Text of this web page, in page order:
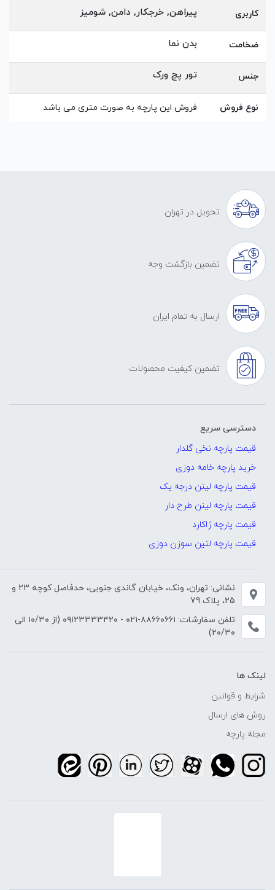
کاربری پیراهن, خرجکار, دامن, شومیز
ضخامت بدن نما
جنس تور پچ ورک
نوع فروش فروش این پارچه به صورت متری می باشد
تحویل در تهران
تضمین بازگشت وجه
ارسال به تمام ایران
تضمین کیفیت محصولات
دسترسی سریع
قیمت پارچه نخی گلدار
خرید پارچه خامه دوزی
قیمت پارچه لینن درجه یک
قیمت پارچه لینن طرح دار
قیمت پارچه ژاکارد
قیمت پارچه لنین سوزن دوزی
نشانی: تهران، ونک، خیابان گاندی جنوبی، حدفاصل کوچه 23 و
25، پلاک 79
تلفن سفارشات: ۸۸۶۶۰۶۶۱-۰۲۱ - ۰۹۱۲۳۳۳۳۴۲۰
(از ۱۰/۳۰ الی
۲۰/۳۰)
لینک ها
شرایط و قوانین
روش های ارسال
مجله پارچه